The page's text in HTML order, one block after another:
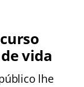
vida
lhe